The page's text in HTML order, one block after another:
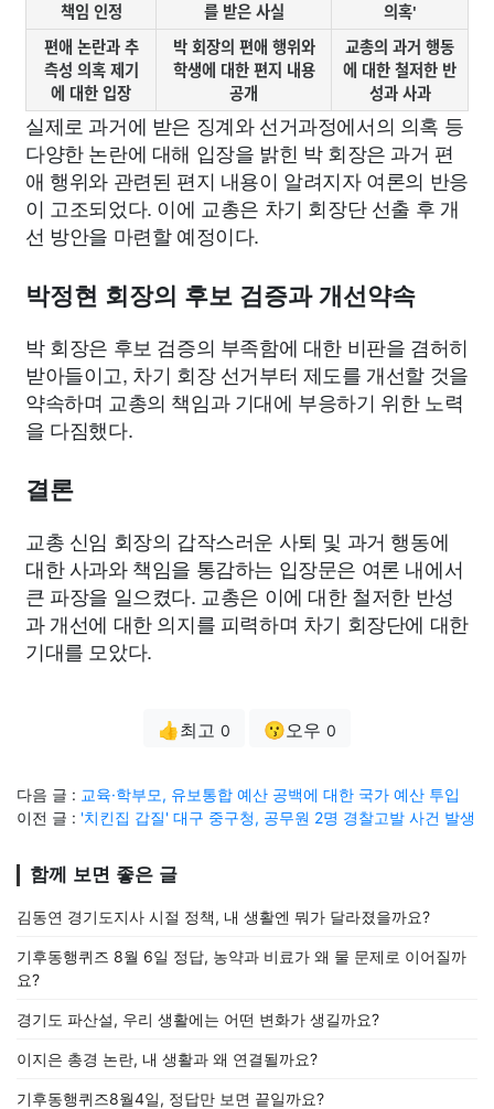
책임 인정
를 받은 사실
의혹'
편애 논란과 추
측성 의혹 제기
에 대한 입장
박 회장의 편애 행위와
학생에 대한 편지 내용
공개
교총의 과거 행동
에 대한 철저한 반
성과 사과
실제로 과거에 받은 징계와 선거과정에서의 의혹 등
다양한 논란에 대해 입장을 밝힌 박 회장은 과거 편
애 행위와 관련된 편지 내용이 알려지자 여론의 반응
이 고조되었다. 이에 교총은 차기 회장단 선출 후 개
선 방안을 마련할 예정이다.
박정현 회장의 후보 검증과 개선약속
박 회장은 후보 검증의 부족함에 대한 비판을 겸허히
받아들이고, 차기 회장 선거부터 제도를 개선할 것을
약속하며 교총의 책임과 기대에 부응하기 위한 노력
을 다짐했다.
결론
교총 신임 회장의 갑작스러운 사퇴 및 과거 행동에
대한 사과와 책임을 통감하는 입장문은 여론 내에서
큰 파장을 일으켰다. 교총은 이에 대한 철저한 반성
과 개선에 대한 의지를 피력하며 차기 회장단에 대한
기대를 모았다.
👍최고 0 😗오우 0
다음 글 : 교육·학부모, 유보통합 예산 공백에 대한 국가 예산 투입
이전 글 : '치킨집 갑질' 대구 중구청, 공무원 2명 경찰고발 사건 발생
함께 보면 좋은 글
김동연 경기도지사 시절 정책, 내 생활엔 뭐가 달라졌을까요?
기후동행퀴즈 8월 6일 정답, 농약과 비료가 왜 물 문제로 이어질까
요?
경기도 파산설, 우리 생활에는 어떤 변화가 생길까요?
이지은 총경 논란, 내 생활과 왜 연결될까요?
기후동행퀴즈8월4일, 정답만 보면 끝일까요?